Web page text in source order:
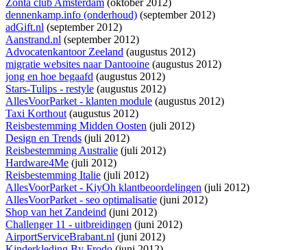
Zonta club Amsterdam (oktober 2012)
dennenkamp.info (onderhoud) (september 2012)
adGift.nl (september 2012)
Aanstrand.nl (september 2012)
Advocatenkantoor Zeeland (augustus 2012)
migratie websites naar Dantooine (augustus 2012)
jong en hoe begaafd (augustus 2012)
Stars-Tulips - restyle (augustus 2012)
AllesVoorParket - klanten module (augustus 2012)
Taxi Korthout(augustus 2012)
Reisbestemming Midden Oosten (juli 2012)
Design en Trends (juli 2012)
Reisbestemming Australie (juli 2012)
Hardware4Me (juli 2012)
Reisbestemming Italie (juli 2012)
AllesVoorParket - KiyOh klantbeoordelingen (juli 2012)
AllesVoorParket - seo optimalisatie (juni 2012)
Shop van het Zandeind (juni 2012)
Challenger 11 - uitbreidingen (juni 2012)
AirportServiceBrabant.nl (juni 2012)